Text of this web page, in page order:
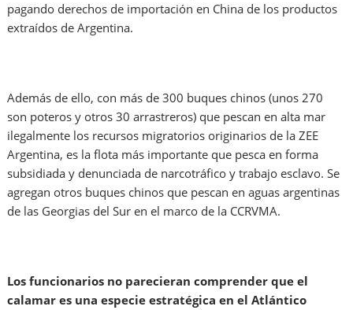
pagando derechos de importación en China de los productos
extraídos de Argentina.
Además de ello, con más de 300 buques chinos (unos 270
son poteros y otros 30 arrastreros) que pescan en alta mar
ilegalmente los recursos migratorios originarios de la ZEE
Argentina, es la flota más importante que pesca en forma
subsidiada y denunciada de narcotráfico y trabajo esclavo. Se
agregan otros buques chinos que pescan en aguas argentinas
de las Georgias del Sur en el marco de la CCRVMA.
Los funcionarios no parecieran comprender que el
calamar es una especie estratégica en el Atlántico